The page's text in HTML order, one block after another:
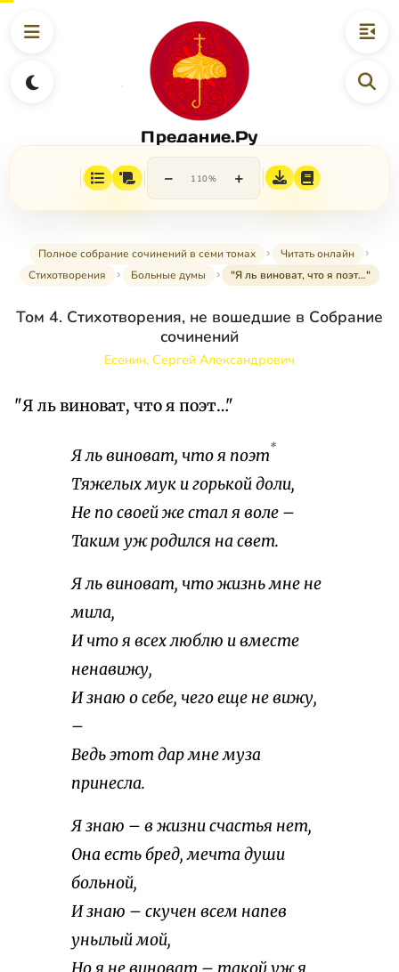
Предание.Ру
− 110% +
Полное собрание сочинений в семи томах
Читать онлайн
Стихотворения
Больные думы "Я ль виноват, что я поэт…"
Том 4. Стихотворения, не вошедшие в Собрание
сочинений
Есенин, Сергей Александрович
"Я ль виноват, что я поэт…"
Я ль виноват, что я поэт*
Тяжелых мук и горькой доли,
Не по своей же стал я воле –
Таким уж родился на свет.
Я ль виноват, что жизнь мне не
мила,
И что я всех люблю и вместе
ненавижу,
И знаю о себе, чего еще не вижу,
–
Ведь этот дар мне муза
принесла.
Я знаю – в жизни счастья нет,
Она есть бред, мечта души
больной,
И знаю – скучен всем напев
унылый мой,